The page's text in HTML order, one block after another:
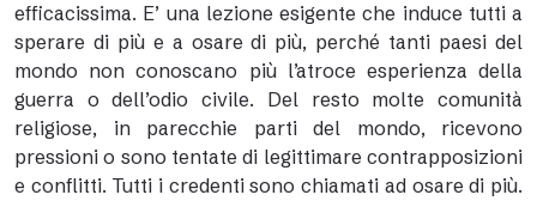
efficacissima. E’ una lezione esigente che induce tutti a
sperare di più e a osare di più, perché tanti paesi del
mondo non conoscano più l’atroce esperienza della
guerra o dell’odio civile. Del resto molte comunità
religiose, in parecchie parti del mondo, ricevono
pressioni o sono tentate di legittimare contrapposizioni
e conflitti. Tutti i credenti sono chiamati ad osare di più.